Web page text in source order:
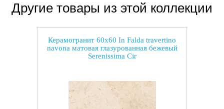
Другие товары из этой коллекции
Керамогранит 60x60 In Falda travertino
navona матовая глазурованная бежевый
Serenissima Cir